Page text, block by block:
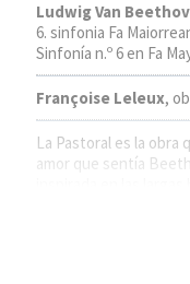
Ludwig Van
6. sinfonia Fa
Sinfonía n.º 6 en Fa
Françoise Leleux,
La Pastoral es la obra
amor que sentía